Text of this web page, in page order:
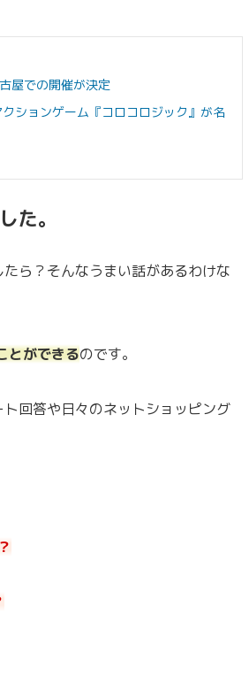
屋での開催が決定
ションゲーム『コロコロジック』が名
た。
ら？そんなうまい話があるわけな
とができるのです。
回答や日々のネットショッピング